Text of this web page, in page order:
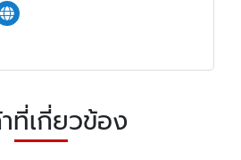
ที่เกี่ยวข้อง